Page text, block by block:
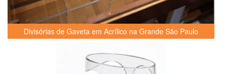
Divisórias de Gaveta em Acrílico na Grande São Paulo